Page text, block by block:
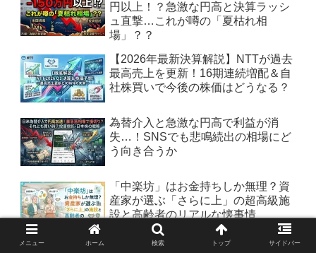
円以上！？急激な円高と決算ラッシ
ュ直撃…これが噂の「夏枯れ相
場」？？
【2026年最新決算解説】NTTが過去
最高売上を更新！16期連続増配＆自
社株買いで今後の株価はどうなる？
為替介入と急激な円高で利益が消
失…！SNSでも悲鳴続出の相場にど
う向き合うか
「中楽坊」はお金持ちしか無理？資
産家が選ぶ「さらに上」の超高級施
設と高齢者のリアルな懐事情
高血圧＆糖尿が気になるシニア世代
メニュー ホーム 検索 トップ サイドバー